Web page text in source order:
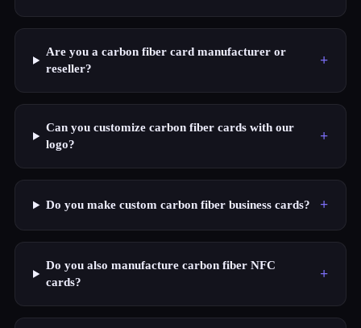
Are you a carbon fiber card manufacturer or
reseller?
+
Can you customize carbon fiber cards with our
logo?
+
Do you make custom carbon fiber business cards? +
Do you also manufacture carbon fiber NFC
cards?
+